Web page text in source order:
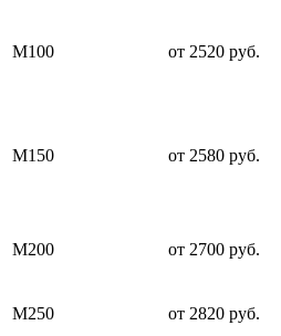
М100 от 2520 руб.
М150 от 2580 руб.
М200 от 2700 руб.
М250
от 2820 руб.